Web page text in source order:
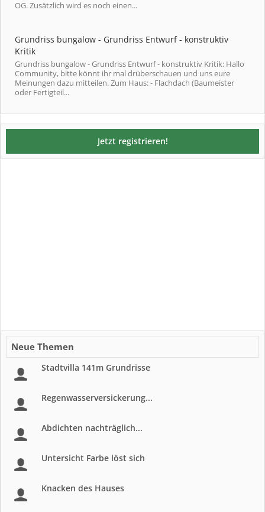
OG. Zusätzlich wird es noch einen...
Grundriss bungalow - Grundriss Entwurf - konstruktiv
Kritik
Grundriss bungalow - Grundriss Entwurf - konstruktiv Kritik: Hallo
Community, bitte könnt ihr mal drüberschauen und uns eure
Meinungen dazu mitteilen. Zum Haus: - Flachdach (Baumeister
oder Fertigteil...
Jetzt registrieren!
Neue Themen
Stadtvilla 141m Grundrisse
Regenwasserversickerung...
Abdichten nachträglich...
Untersicht Farbe löst sich
Knacken des Hauses